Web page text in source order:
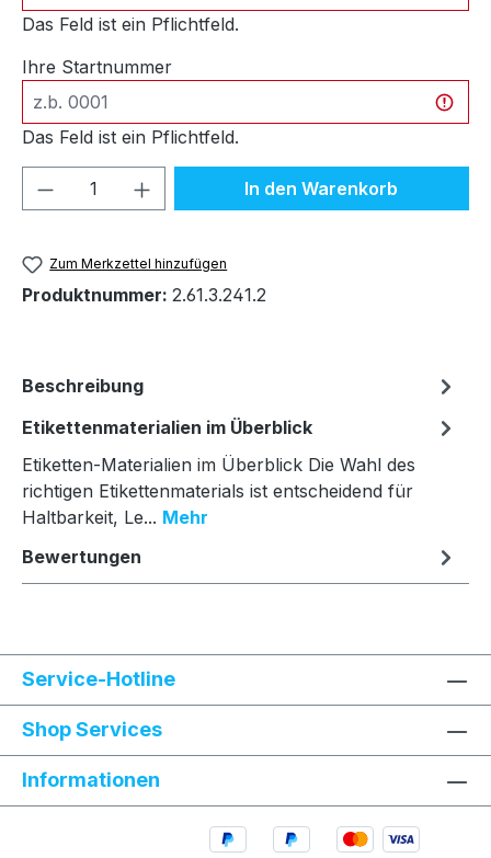
Das Feld ist ein Pflichtfeld.
Ihre Startnummer
Das Feld ist ein Pflichtfeld.
Produkt Anzahl: Gib denIn den Warenkorb
Zum Merkzettel hinzufügen
Produktnummer: 2.61.3.241.2
Beschreibung
Etikettenmaterialien im Überblick
Etiketten-Materialien im Überblick Die Wahl des
richtigen Etikettenmaterials ist entscheidend für
Haltbarkeit, Le... Mehr
Bewertungen
Service-Hotline
Shop Services
Informationen